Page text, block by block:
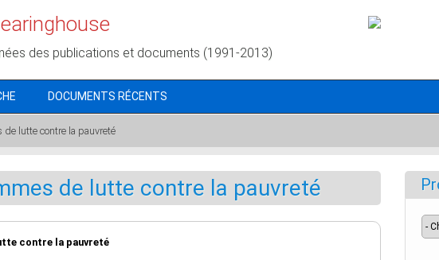
des publications et documents (1991-2013)
DOCUMENTS RÉCENTS
de lutte contre la pauvreté
de lutte contre la pauvreté
contre la pauvreté